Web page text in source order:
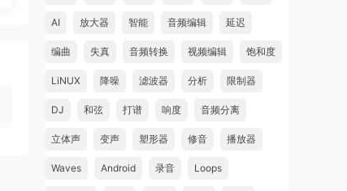
AI 放大器 智能 音频编辑 延迟
编曲 失真 音频转换 视频编辑 饱和度
LiNUX 降噪 滤波器 分析 限制器
DJ 和弦 打谱 响度 音频分离
立体声 变声 塑形器 修音 播放器
Waves Android 录音 Loops